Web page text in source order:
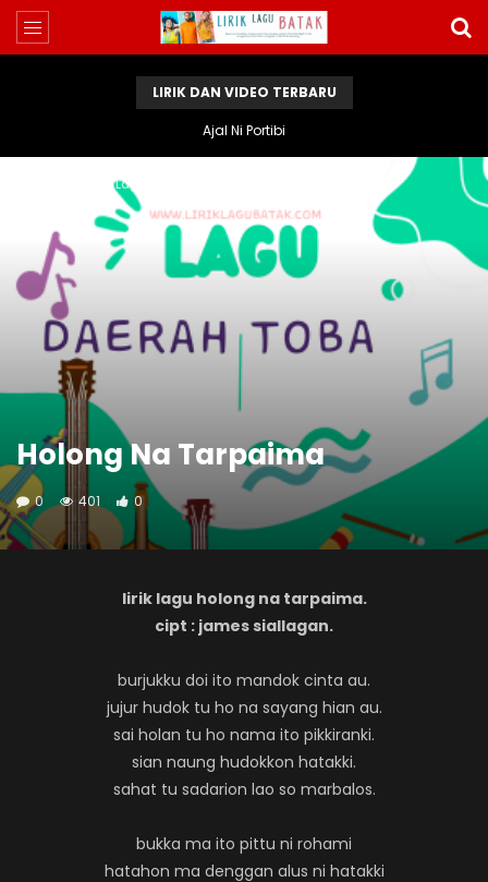
LIRIK DAN VIDEO TERBARU
Ajal Ni Portibi
Lirik Lagu Batak
Holong Na Tarpaima
0 401 0
lirik lagu holong na tarpaima.
cipt : james siallagan.
burjukku doi ito mandok cinta au.
jujur hudok tu ho na sayang hian au.
sai holan tu ho nama ito pikkiranki.
sian naung hudokkon hatakki.
sahat tu sadarion lao so marbalos.
bukka ma ito pittu ni rohami
hatahon ma denggan alus ni hatakki